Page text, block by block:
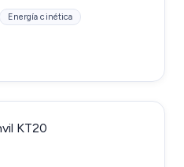
Energía cinética